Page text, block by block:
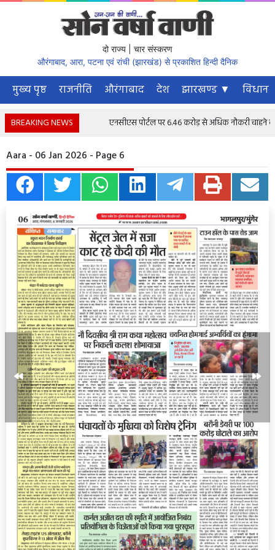
दो राज्य | चार संस्करण
औरंगाबाद, आरा, पटना एवं रांची (झारखंड) से प्रकाशित हिन्दी दैनिक
मुख्य पृष्ठ राजनीति औरंगाबाद देश झारखण्ड ▼
BREAKING NEWS एनसीएस पोर्टल पर 6.46 करोड़ से अधिक नौकरी चाहने
Aara - 06 Jan 2026 - Page 6